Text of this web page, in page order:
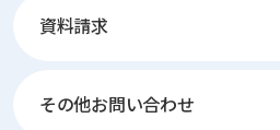
資料請求
その他お問い合わせ